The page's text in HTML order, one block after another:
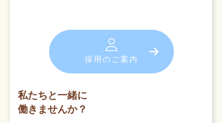
採用のご案内
私たちと一緒に
働きませんか？